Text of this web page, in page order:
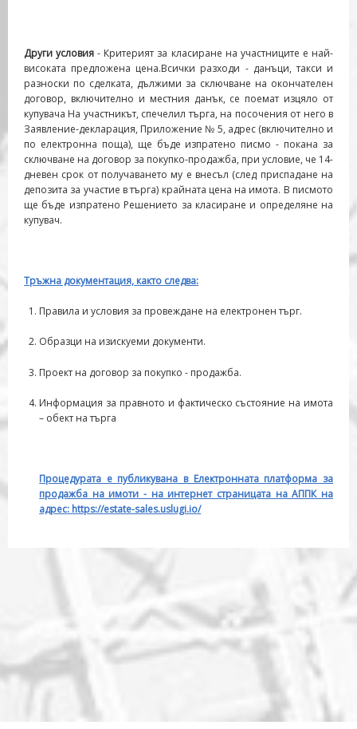
Други условия - Критерият за класиране на участниците е най-
високата предложена цена.Всички разходи - данъци, такси и
разноски по сделката, дължими за сключване на окончателен
договор, включително и местния данък, се поемат изцяло от
купувача На участникът, спечелил търга, на посочения от него в
Заявление-декларация, Приложение № 5, адрес (включително и
по електронна поща), ще бъде изпратено писмо - покана за
сключване на договор за покупко-продажба, при условие, че 14-
дневен срок от получаването му е внесъл (след приспадане на
депозита за участие в търга) крайната цена на имота. В писмото
ще бъде изпратено Решението за класиране и определяне на
купувач.
Тръжна документация, както следва:
Правила и условия за провеждане на електронен търг.
Образци на изискуеми документи.
Проект на договор за покупко - продажба.
Информация за правното и фактическо състояние на имота
– обект на търга
Процедурата е публикувана в Електронната платформа за
продажба на имоти - на интернет страницата на АППК на
адрес: https://estate-sales.uslugi.io/